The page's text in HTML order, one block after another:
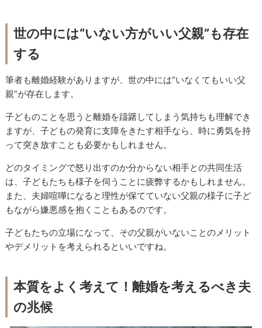
世の中には“いない方がいい父親”も存在
する
筆者も離婚経験がありますが、世の中には“いなくてもいい父
親”が存在します。
子どものことを思うと離婚を躊躇してしまう気持ちも理解でき
ますが、子どもの発育に支障をきたす相手なら、時に勇気を持
って突き放すことも必要かもしれません。
どのタイミングで怒り出すのか分からない相手との共同生活
は、子どもたちも様子を伺うことに疲弊するかもしれません。
また、夫婦喧嘩になると理性が保てていない父親の様子に子ど
もながら嫌悪感を抱くこともあるのです。
子どもたちの立場になって、その父親がいないことのメリット
やデメリットを考えられるといいですね。
本質をよく考えて！離婚を考えるべき夫
の兆候